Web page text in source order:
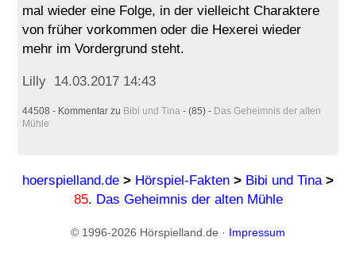
mal wieder eine Folge, in der vielleicht Charaktere
von früher vorkommen oder die Hexerei wieder
mehr im Vordergrund steht.
Lilly 14.03.2017 14:43
44508 - Kommentar zu Bibi und Tina - (85) - Das Geheimnis der alten
Mühle
hoerspielland.de > Hörspiel-Fakten > Bibi und Tina >
85. Das Geheimnis der alten Mühle
© 1996-2026 Hörspielland.de · Impressum